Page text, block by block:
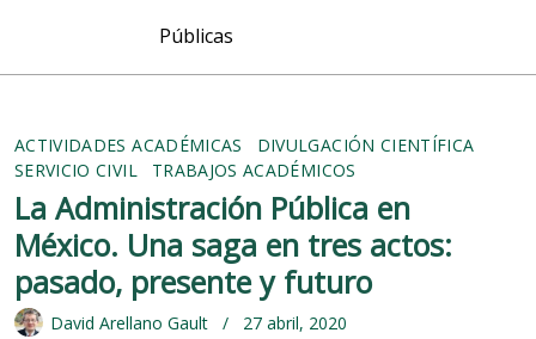
Públicas
ACTIVIDADES ACADÉMICAS
DIVULGACIÓN CIENTÍFICA
SERVICIO CIVIL
TRABAJOS ACADÉMICOS
La Administración Pública en
México. Una saga en tres actos:
pasado, presente y futuro
David Arellano Gault 27 abril, 2020